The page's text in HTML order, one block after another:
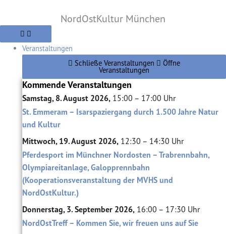
springen
NordOstKultur München
Veranstaltungen
Schließe Veranstaltungen
Öffne
Veranstaltungen
Kommende Veranstaltungen
Samstag, 8. August 2026,15:00 – 17:00 Uhr
St. Emmeram – Isarspaziergang durch 1.500 Jahre Natur
und Kultur
Mittwoch, 19. August 2026,12:30 – 14:30 Uhr
Pferdesport im Münchner Nordosten – Trabrennbahn,
Olympiareitanlage, Galopprennbahn
(Kooperationsveranstaltung der MVHS und
NordOstKultur.)
Donnerstag, 3. September 2026,16:00 – 17:30 Uhr
NordOstTreff – Kommen Sie, wir freuen uns auf Sie